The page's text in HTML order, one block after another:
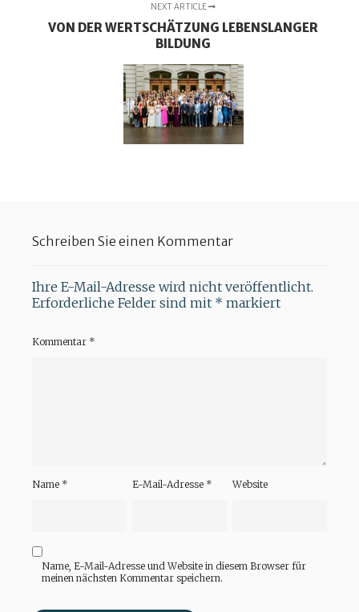
NEXT ARTICLE
VON DER WERTSCHÄTZUNG LEBENSLANGER
BILDUNG
Schreiben Sie einen Kommentar
Ihre E-Mail-Adresse wird nicht veröffentlicht.
Erforderliche Felder sind mit * markiert
Kommentar *
Name * E-Mail-Adresse * Website
Name, E-Mail-Adresse und Website in diesem Browser für
meinen nächsten Kommentar speichern.